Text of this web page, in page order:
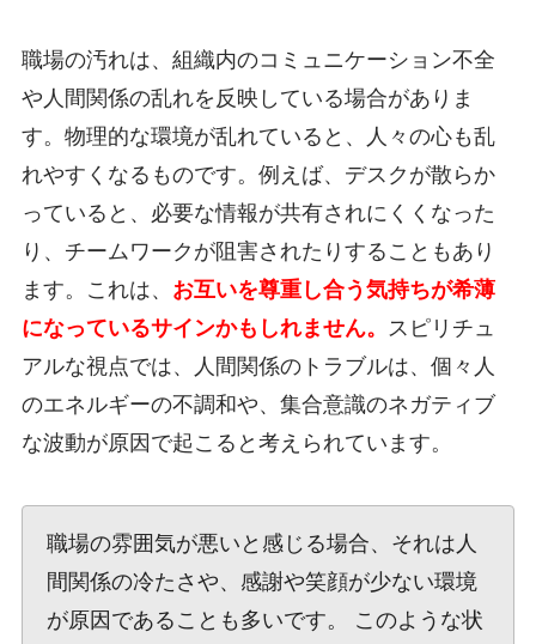
職場の汚れは、組織内のコミュニケーション不全
や人間関係の乱れを反映している場合がありま
す。物理的な環境が乱れていると、人々の心も乱
れやすくなるものです。例えば、デスクが散らか
っていると、必要な情報が共有されにくくなった
り、チームワークが阻害されたりすることもあり
ます。これは、 お互いを尊重し合う気持ちが希薄
になっているサインかもしれません。 スピリチュ
アルな視点では、人間関係のトラブルは、個々人
のエネルギーの不調和や、集合意識のネガティブ
な波動が原因で起こると考えられています。
職場の雰囲気が悪いと感じる場合、それは人
間関係の冷たさや、感謝や笑顔が少ない環境
が原因であることも多いです。 このような状